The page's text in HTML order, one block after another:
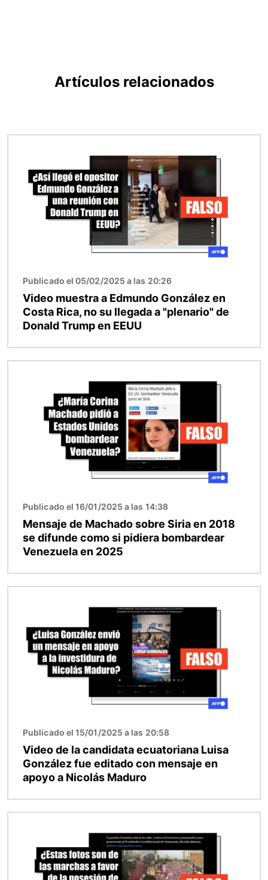
Artículos relacionados
Publicado el 05/02/2025 a las 20:26
Video muestra a Edmundo González en
Costa Rica, no su llegada a "plenario" de
Donald Trump en EEUU
Publicado el 16/01/2025 a las 14:38
Mensaje de Machado sobre Siria en 2018
se difunde como si pidiera bombardear
Venezuela en 2025
Publicado el 15/01/2025 a las 20:58
Video de la candidata ecuatoriana Luisa
González fue editado con mensaje en
apoyo a Nicolás Maduro